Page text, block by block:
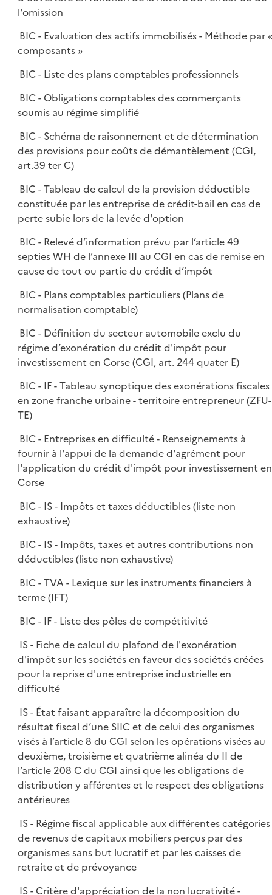
l'omission
BIC - Evaluation des actifs immobilisés - Méthode par
composants »
BIC - Liste des plans comptables professionnels
BIC - Obligations comptables des commerçants
soumis au régime simplifié
BIC - Schéma de raisonnement et de détermination
des provisions pour coûts de démantèlement (CGI,
art.39 ter C)
BIC - Tableau de calcul de la provision déductible
constituée par les entreprise de crédit-bail en cas de
perte subie lors de la levée d'option
BIC - Relevé d’information prévu par l’article 49
septies WH de l’annexe III au CGI en cas de remise en
cause de tout ou partie du crédit d’impôt
BIC - Plans comptables particuliers (Plans de
normalisation comptable)
BIC - Définition du secteur automobile exclu du
régime d’exonération du crédit d'impôt pour
investissement en Corse (CGI, art. 244 quater E)
BIC - IF - Tableau synoptique des exonérations fiscales
en zone franche urbaine - territoire entrepreneur (ZFU-
TE)
BIC - Entreprises en difficulté - Renseignements à
fournir à l'appui de la demande d'agrément pour
l'application du crédit d'impôt pour investissement en
Corse
BIC - IS - Impôts et taxes déductibles (liste non
exhaustive)
BIC - IS - Impôts, taxes et autres contributions non
déductibles (liste non exhaustive)
BIC - TVA - Lexique sur les instruments financiers à
terme (IFT)
BIC - IF - Liste des pôles de compétitivité
IS - Fiche de calcul du plafond de l'exonération
d'impôt sur les sociétés en faveur des sociétés créées
pour la reprise d'une entreprise industrielle en
difficulté
IS - État faisant apparaître la décomposition du
résultat fiscal d’une SIIC et de celui des organismes
visés à l’article 8 du CGI selon les opérations visées au
deuxième, troisième et quatrième alinéa du II de
l’article 208 C du CGI ainsi que les obligations de
distribution y afférentes et le respect des obligations
antérieures
IS - Régime fiscal applicable aux différentes catégories
de revenus de capitaux mobiliers perçus par des
organismes sans but lucratif et par les caisses de
retraite et de prévoyance
IS - Critère d'appréciation de la non lucrativité -